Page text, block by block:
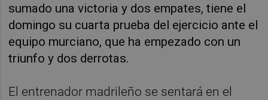
sumado una victoria y dos empates, tiene el
domingo su cuarta prueba del ejercicio ante el
equipo murciano, que ha empezado con un
triunfo y dos derrotas.
El entrenador madrileño se sentará en el